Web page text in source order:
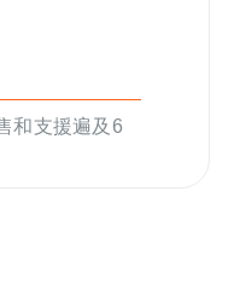
和支援遍及6